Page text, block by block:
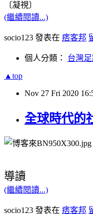
〔凝視〕
(繼續閱讀...)
socio123 發表在 痞客邦
個人分類： 台灣足
▲top
Nov 27 Fri 2020
全球時代的
導讀
(繼續閱讀...)
socio123 發表在 痞客邦